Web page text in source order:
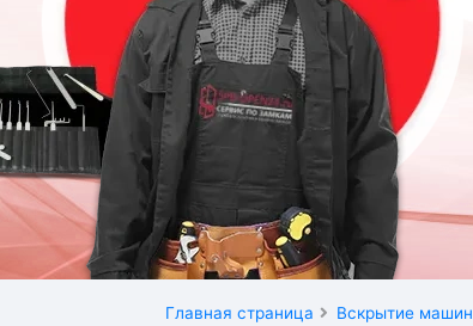
Главная страница Вскрытие машин